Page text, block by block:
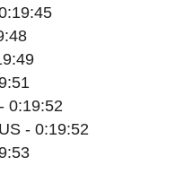
0:19:52
- 0:19:52